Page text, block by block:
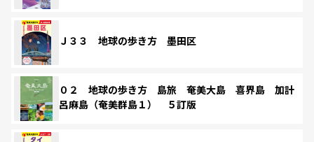
Ｊ３３ 地球の歩き方 墨田区
０２ 地球の歩き方 島旅 奄美大島 喜界島 加計
呂麻島（奄美群島１） ５訂版